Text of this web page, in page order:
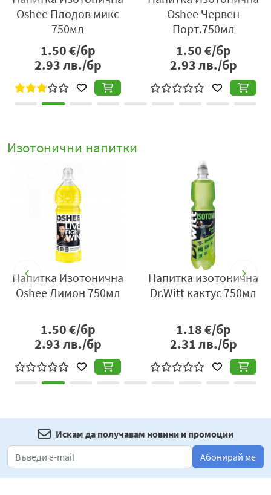
Oshee Лимон 750мл
1.50€/бр
2.93лв./бр
Oshee Плодов
750мл
1.50€/бр
2.93лв./бр
Изотонични напитки
Напитка Изотонична
Oshee Лимон 750мл
1.50€/бр
2.93лв./бр
Напитка изотонична
Dr.Witt кактус 750мл
1.18€/бр
2.31лв./бр
Искам да получавам новини и промоции
Абонирай ме